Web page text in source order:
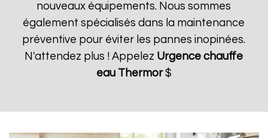
nouveaux équipements. Nous sommes
également spécialisés dans la maintenance
préventive pour éviter les pannes inopinées.
N'attendez plus ! Appelez Urgence chauffe
eau Thermor$